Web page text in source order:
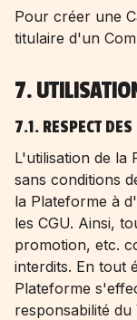
Pour créer une
titulaire d'un
7.
7.1. RESPECT DES
L'utilisation de la
sans conditions
la Plateforme à
les CGU. Ainsi,
promotion, etc.
interdits. En tout
Plateforme
responsabilité